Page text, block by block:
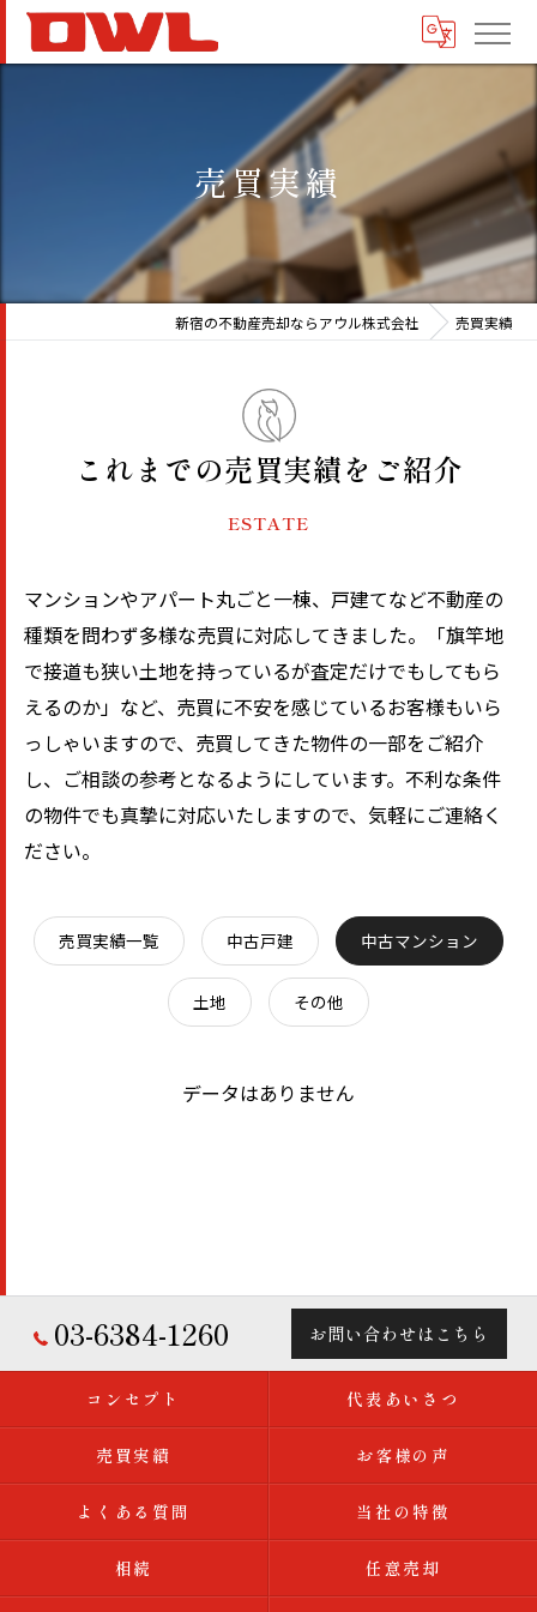
売買実績
新宿の不動産売却ならアウル株式会社 売買実績
これまでの売買実績をご紹介
ESTATE
マンションやアパート丸ごと一棟、戸建てなど不動産の
種類を問わず多様な売買に対応してきました。「旗竿地
で接道も狭い土地を持っているが査定だけでもしてもら
えるのか」など、売買に不安を感じているお客様もいら
っしゃいますので、売買してきた物件の一部をご紹介
し、ご相談の参考となるようにしています。不利な条件
の物件でも真摯に対応いたしますので、気軽にご連絡く
ださい。
売買実績一覧 中古戸建 中古マンション
土地 その他
データはありません
03-6384-1260 お問い合わせはこちら
コンセプト 代表あいさつ
売買実績 お客様の声
よくある質問 当社の特徴
相続 任意売却